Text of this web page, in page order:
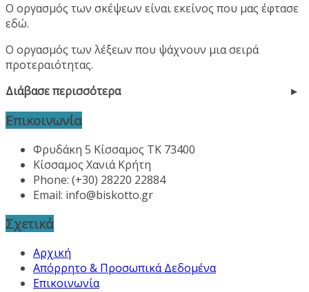
Ο οργασμός των σκέψεων είναι εκείνος που μας έφτασε
εδώ.
Ο οργασμός των λέξεων που ψάχνουν μια σειρά
προτεραιότητας.
Διάβασε περισσότερα
Επικοινωνία
Φρυδάκη 5 Κίσσαμος ΤΚ 73400
Κίσσαμος Χανιά Κρήτη
Phone: (+30) 28220 22884
Email: info@biskotto.gr
Σχετικά
Αρχική
Απόρρητο & Προσωπικά Δεδομένα
Επικοινωνία